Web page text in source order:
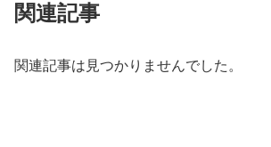
関連記事
関連記事は見つかりませんでした。